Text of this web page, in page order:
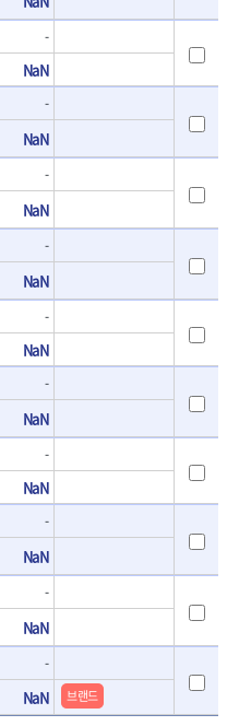
-
NaN
-
NaN
-
NaN
-
NaN
-
NaN
-
NaN
-
NaN
-
NaN
-
NaN
-
NaN 브랜드